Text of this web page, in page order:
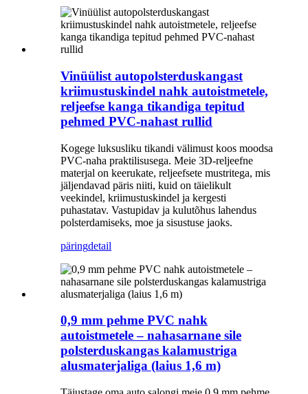
Vinüülist autopolsterduskangast
kriimustuskindel nahk autoistmetele,
reljeefse kanga tikandiga tepitud
pehmed PVC-nahast rullid
Kogege luksusliku tikandi välimust koos moodsa
PVC-naha praktilisusega. Meie 3D-reljeefne
materjal on keerukate, reljeefsete mustritega, mis
jäljendavad päris niiti, kuid on täielikult
veekindel, kriimustuskindel ja kergesti
puhastatav. Vastupidav ja kulutõhus lahendus
polsterdamiseks, moe ja sisustuse jaoks.
päringdetail
0,9 mm pehme PVC nahk
autoistmetele – nahasarnane sile
polsterduskangas kalamustriga
alusmaterjaliga (laius 1,6 m)